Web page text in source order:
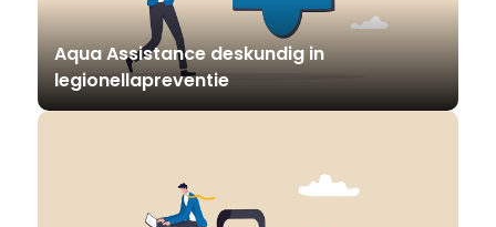
Aqua Assistance deskundig in
legionellapreventie